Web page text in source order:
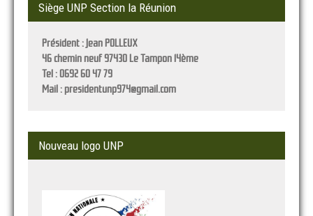
Siège UNP Section la Réunion
Président : Jean POLLEUX
46 chemin neuf 97430 Le Tampon 14ème
Tel : 0692 60 47 79
Mail : presidentunp974@gmail.com
Nouveau logo UNP